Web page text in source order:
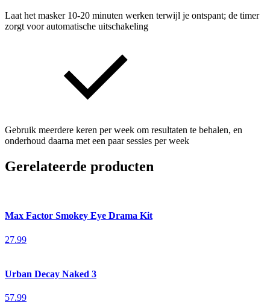
Laat het masker 10‑20 minuten werken terwijl je ontspant; de timer
zorgt voor automatische uitschakeling
Gebruik meerdere keren per week om resultaten te behalen, en
onderhoud daarna met een paar sessies per week
Gerelateerde producten
Max Factor Smokey Eye Drama Kit
27.99
Urban Decay Naked 3
57.99